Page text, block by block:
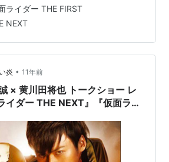
ライダー THE FIRST
NEXT
炎 • 11年前
× 黄川田将也 トークショー レ
イダー THE NEXT』『仮面ライ